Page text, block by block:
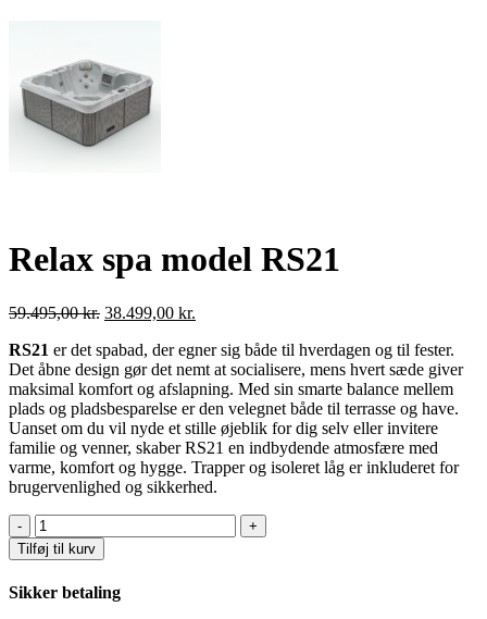
Relax spa model RS21
59.495,00kr. Den
pris
var:
59.495,00 kr..
38.499,00 kr.
pris
er:
38.499,00 kr..
RS21 er det spabad, der egner sig både til hverdagen og til fester.
Det åbne design gør det nemt at socialisere, mens hvert sæde giver
maksimal komfort og afslapning. Med sin smarte balance mellem
plads og pladsbesparelse er den velegnet både til terrasse og have.
Uanset om du vil nyde et stille øjeblik for dig selv eller invitere
familie og venner, skaber RS21 en indbydende atmosfære med
varme, komfort og hygge. Trapper og isoleret låg er inkluderet for
brugervenlighed og sikkerhed.
Relax
spa
model
antal
Tilføj til kurv
Sikker betaling